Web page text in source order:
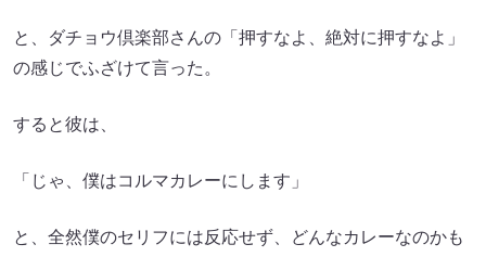
と、ダチョウ倶楽部さんの「押すなよ、絶対に押すなよ」
の感じでふざけて言った。
すると彼は、
「じゃ、僕はコルマカレーにします」
と、全然僕のセリフには反応せず、どんなカレーなのかも